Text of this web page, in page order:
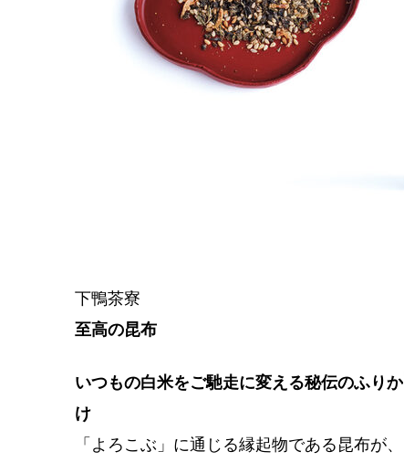
下鴨茶寮
至高の昆布
いつもの白米をご馳走に変える秘伝のふりか
け
「よろこぶ」に通じる縁起物である昆布が、